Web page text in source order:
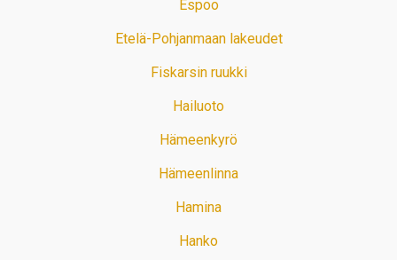
Espoo
Etelä-Pohjanmaan lakeudet
Fiskarsin ruukki
Hailuoto
Hämeenkyrö
Hämeenlinna
Hamina
Hanko